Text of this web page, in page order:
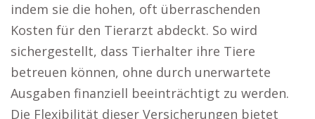
indem sie die hohen, oft überraschenden
Kosten für den Tierarzt abdeckt. So wird
sichergestellt, dass Tierhalter ihre Tiere
betreuen können, ohne durch unerwartete
Ausgaben finanziell beeinträchtigt zu werden.
Die Flexibilität dieser Versicherungen bietet